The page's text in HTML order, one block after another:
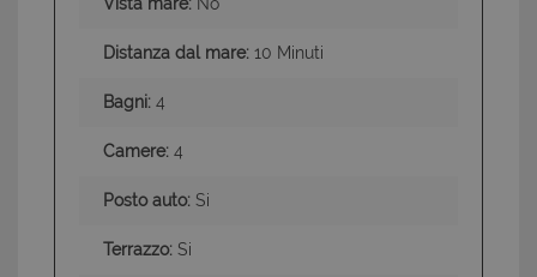
Distanza dal mare: 10 Minuti
Bagni: 4
Camere: 4
Posto auto: Si
Terrazzo: Si